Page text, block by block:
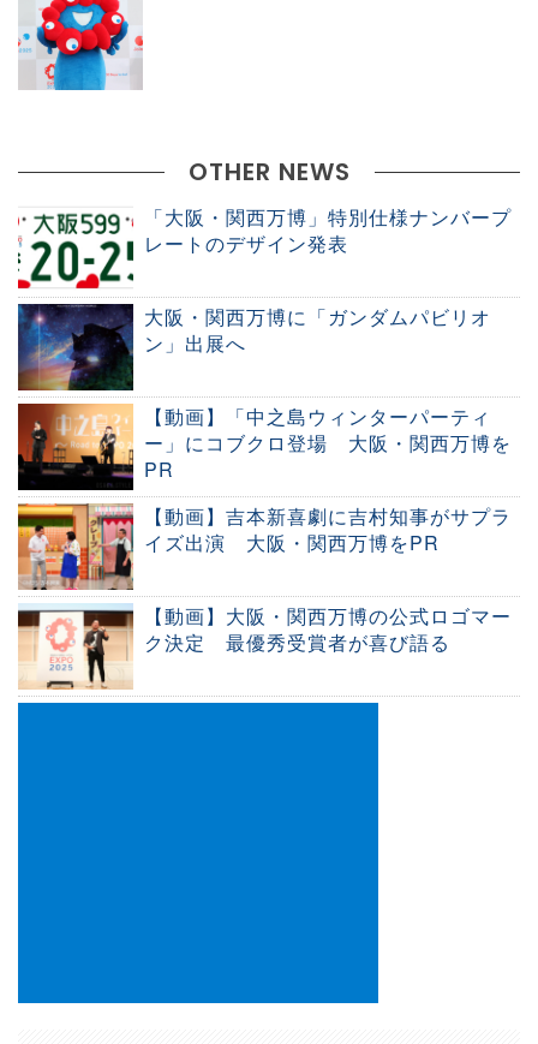
OTHER NEWS
「大阪・関西万博」特別仕様ナンバープ
レートのデザイン発表
大阪・関西万博に「ガンダムパビリオ
ン」出展へ
【動画】「中之島ウィンターパーティ
ー」にコブクロ登場 大阪・関西万博を
PR
【動画】吉本新喜劇に吉村知事がサプラ
イズ出演 大阪・関西万博をPR
【動画】大阪・関西万博の公式ロゴマー
ク決定 最優秀受賞者が喜び語る